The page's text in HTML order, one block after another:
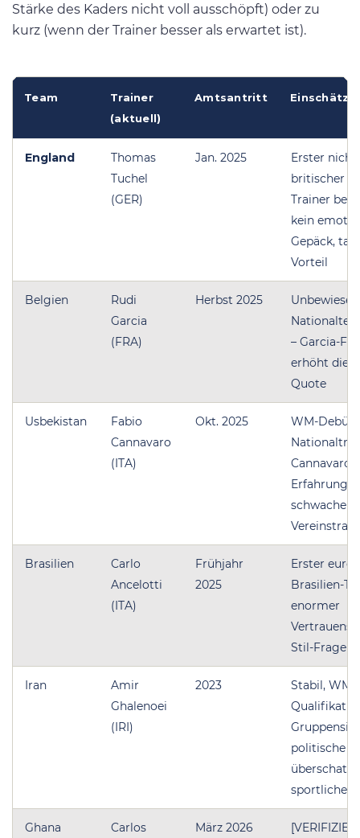
Stärke des Kaders nicht voll ausschöpft) oder zu
kurz (wenn der Trainer besser als erwartet ist).
Team
Trainer
(aktuell)
Amtsantritt
England
Thomas
Tuchel
(GER)
Jan. 2025
Erster nicht-
britischer
Trainer bei
kein
Gepäck,
Vorteil
Belgien
Rudi
Garcia
(FRA)
Herbst 2025
– Garcia-
erhöht die
Quote
Usbekistan
Fabio
Cannavaro
(ITA)
Okt. 2025
WM-Debüt
Cannavaro-
Erfahrung
schwache
Brasilien
Carlo
Ancelotti
(ITA)
Frühjahr
2025
Erster
Brasilien-
enormer
Stil-Frage
Iran
Amir
Ghalenoei
(IRI)
2023
Stabil, WM-
politische
sportliche
Ghana
Carlos
März 2026